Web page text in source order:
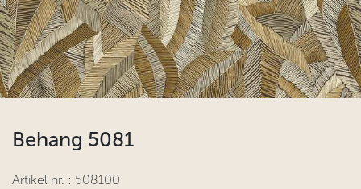
Behang 5081
Artikel nr. : 508100